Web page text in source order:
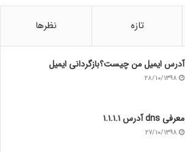
تازه نظرها
آدرس ایمیل من چیست؟بازگردانی ایمیل
۲۸/۱۰/۱۳۹۸
معرفی dns آدرس ۱.۱.۱.۱
۲۷/۱۰/۱۳۹۸